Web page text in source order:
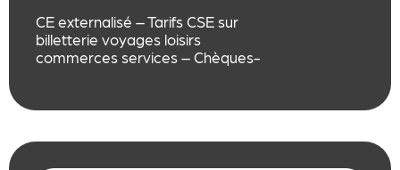
CE externalisé – Tarifs CSE sur
billetterie voyages loisirs
commerces services – Chèques-
préfinancés – Subventions ASC